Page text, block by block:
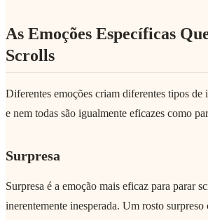
As Emoções Específicas
Scrolls
Diferentes emoções criam diferentes tipos de
e nem todas são igualmente eficazes como
Surpresa
Surpresa é a emoção mais eficaz para parar
inerentemente inesperada. Um rosto surpreso